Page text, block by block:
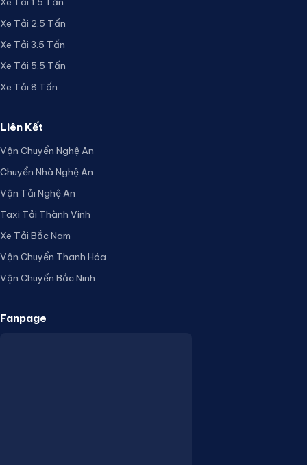
Xe Tải 2.5 Tấn
Xe Tải 3.5 Tấn
Xe Tải 5.5 Tấn
Xe Tải 8 Tấn
Liên Kết
Vận Chuyển Nghệ An
Chuyển Nhà Nghệ An
Vận Tải Nghệ An
Taxi Tải Thành Vinh
Xe Tải Bắc Nam
Vận Chuyển Thanh Hóa
Vận Chuyển Bắc Ninh
Fanpage